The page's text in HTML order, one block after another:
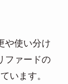
や使い分け
ファードの
います。